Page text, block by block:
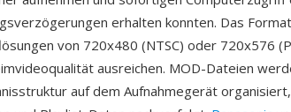
erhalten konnten. Das
von 720x480 (NTSC) oder 720x576
ausreichen. MOD-Dateien
auf dem Aufnahmegerät